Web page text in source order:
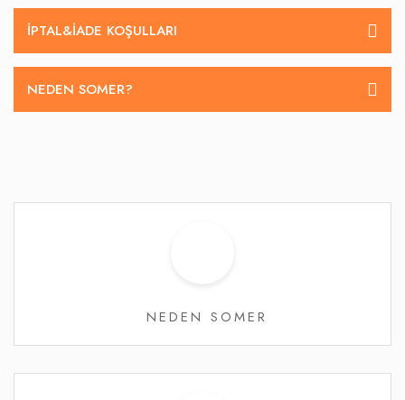
İPTAL&IADE KOŞULLARI
NEDEN SOMER?
NEDEN SOMER